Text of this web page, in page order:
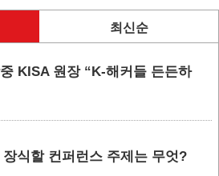
최신순
KISA 원장 “K-해커들 든든하
식할 컨퍼런스 주제는 무엇?